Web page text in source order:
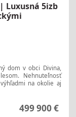
| Luxusná 5izb
dom v obci Divina,
Nehnuteľnosť
na okolie aj
499 900 €